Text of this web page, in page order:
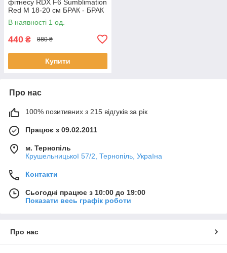
фітнесу RDX F6 Sumblimation
Red M 18-20 см БРАК - БРАК
В наявності 1 од.
440 ₴ 880 ₴
Купити
Про нас
100% позитивних з 215 відгуків за рік
Працює з 09.02.2011
м. Тернопіль
Крушельницької 57/2, Тернопіль, Україна
Контакти
Сьогодні працює з 10:00 до 19:00
Показати весь графік роботи
Про нас